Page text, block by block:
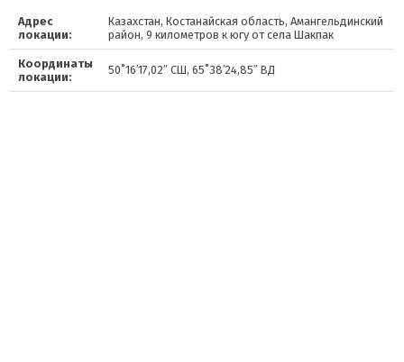
Адрес
локации:
Казахстан, Костанайская область, Амангельдинский
район, 9 километров к югу от села Шакпак
Координаты
локации:
50˚16′17,02″ СШ, 65˚38′24,85″ ВД